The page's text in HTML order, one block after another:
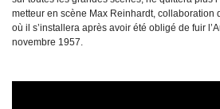
metteur en scène Max Reinhardt,
où il s’installera après avoir été obligé de fuir
novembre 1957.